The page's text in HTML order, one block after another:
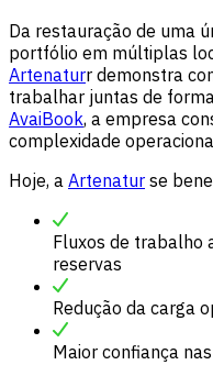
Da restauração de uma
portfólio em múltiplas
Artenaturr demonstra
trabalhar juntas de
AvaiBook, a empresa
complexidade
Hoje, a Artenatur se
Fluxos de trabalho
reservas
Redução da carga
Maior confiança